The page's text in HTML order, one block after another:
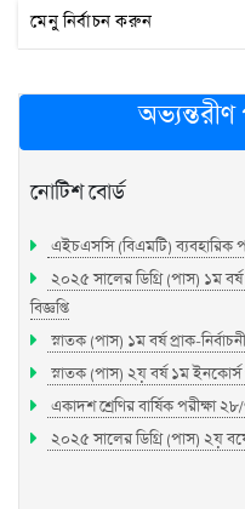
মেনু নির্বাচন করুন
নোটিশ বোর্ড
এইচএসসি (বিএমটি) ব্যবহারিক
২০২৫ সালের ডিগ্রি (পাস) ১ম
বিজ্ঞপ্তি
স্নাতক (পাস) ১ম বর্ষ প্রাক-
স্নাতক (পাস) ২য় বর্ষ ১ম
একাদশ শ্রেণির বার্ষিক পরীক্ষা
২০২৫ সালের ডিগ্রি (পাস) ২য়